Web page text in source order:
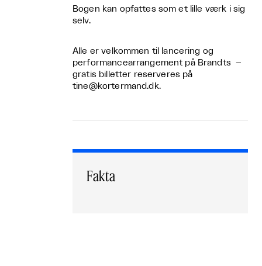
Bogen kan opfattes som et lille værk i sig
selv.
Alle er velkommen til lancering og
performancearrangement på Brandts –
gratis billetter reserveres på
tine@kortermand.dk.
Fakta